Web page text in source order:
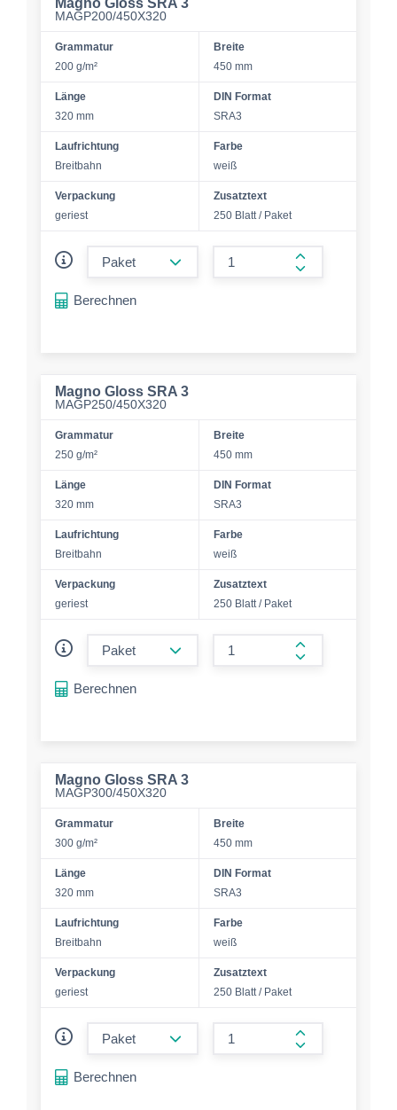
Magno Gloss SRA 3
MAGP200/450X320
Grammatur
200 g/m²
Breite
450 mm
Länge
320 mm
DIN Format
SRA3
Laufrichtung
Breitbahn
Farbe
weiß
Verpackung
geriest
Zusatztext
250 Blatt / Paket
form.increase-
Berechnen
Magno Gloss SRA 3
MAGP250/450X320
Grammatur
250 g/m²
Breite
450 mm
Länge
320 mm
DIN Format
SRA3
Laufrichtung
Breitbahn
Farbe
weiß
Verpackung
geriest
Zusatztext
250 Blatt / Paket
form.increase-
Berechnen
Magno Gloss SRA 3
MAGP300/450X320
Grammatur
300 g/m²
Breite
450 mm
Länge
320 mm
DIN Format
SRA3
Laufrichtung
Breitbahn
Farbe
weiß
Verpackung
geriest
Zusatztext
250 Blatt / Paket
form.increase-
Berechnen